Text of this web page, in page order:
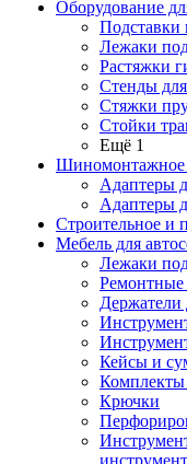
Оборудование
Подставки
Лежаки
Растяжки
Стенды
Стяжки
Стойки
Ещё 1
Шиномонтажное
Адаптеры
Адаптеры
Строительное и
Мебель для
Лежаки
Ремонтные
Держатели
Кейсы и
Комплекты
Крючки